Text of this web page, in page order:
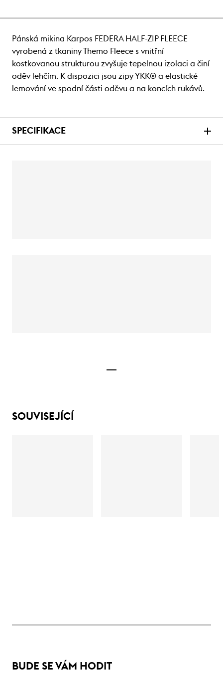
Pánská mikina Karpos FEDERA HALF-ZIP FLEECE
vyrobená z tkaniny Themo Fleece s vnitřní
kostkovanou strukturou zvyšuje tepelnou izolaci a činí
oděv lehčím. K dispozici jsou zipy YKK® a elastické
lemování ve spodní části oděvu a na koncích rukávů.
SPECIFIKACE
SOUVISEJÍCÍ
BUDE SE VÁM HODIT